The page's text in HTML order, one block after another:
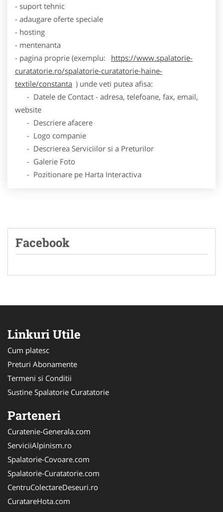
- suport tehnic
- adaugare oferte speciale
- hosting
- mentenanta
- pagina proprie (exemplu:
https://www.spalatorie-
curatatorie.ro/spalatorie-curatatorie-haine-
textile/constanta ) unde veti putea afisa:
- Datele de Contact - adresa, telefoane, fax, email,
website
- Descriere afacere
- Logo companie
- Descrierea Serviciilor si a Preturilor
- Galerie Foto
- Pozitionare pe Harta Interactiva
Facebook
Linkuri Utile
Cum platesc
Preturi Abonamente
Termeni si Conditii
Sustine Spalatorie Curatatorie
Parteneri
Curatenie-Generala.com
ServiciiAlpinism.ro
Spalatorie-Covoare.com
Spalatorie-Curatatorie.com
CentruColectareDeseuri.ro
CuratareHota.com